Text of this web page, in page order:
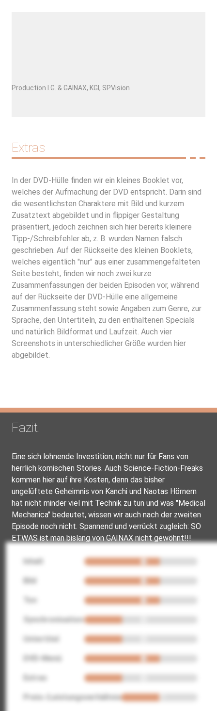
Production I.G. & GAINAX, KGI, SPVision
Extras
In der DVD-Hülle finden wir ein kleines Booklet vor,
welches der Aufmachung der DVD entspricht. Darin sind
die wesentlichsten Charaktere mit Bild und kurzem
Zusatztext abgebildet und in flippiger Gestaltung
präsentiert, jedoch zeichnen sich hier bereits kleinere
Tipp-/Schreibfehler ab, z. B. wurden Namen falsch
geschrieben. Auf der Rückseite des kleinen Booklets,
welches eigentlich "nur" aus einer zusammengefalteten
Seite besteht, finden wir noch zwei kurze
Zusammenfassungen der beiden Episoden vor, während
auf der Rückseite der DVD-Hülle eine allgemeine
Zusammenfassung steht sowie Angaben zum Genre, zur
Sprache, den Untertiteln, zu den enthaltenen Specials
und natürlich Bildformat und Laufzeit. Auch vier
Screenshots in unterschiedlicher Größe wurden hier
abgebildet.
Fazit!
Eine sich lohnende Investition, nicht nur für Fans von
herrlich komischen Stories. Auch Science-Fiction-Freaks
kommen hier auf ihre Kosten, denn das bisher
ungelüftete Geheimnis von Kanchi und Naotas Hörnern
hat nicht minder viel mit Technik zu tun und was "Medical
Mechanica" bedeutet, wissen wir auch nach der zweiten
Episode noch nicht. Spannend und verrückt zugleich: SO
ETWAS ist man bislang von GAINAX nicht gewöhnt!!!
Inhalt
Bild
Ton
Synchronisation
Untertitel
DVD-Menü
Extras
Preis-/Leistungsverhältnis